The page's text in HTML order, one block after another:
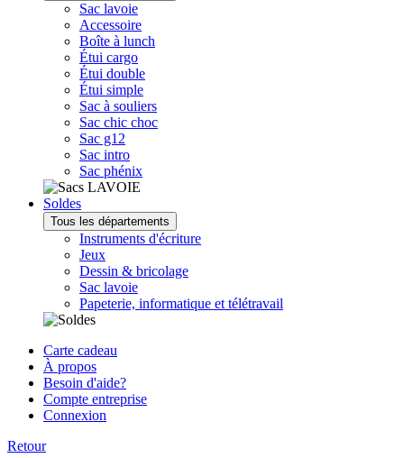
Sac lavoie
Accessoire
Boîte à lunch
Étui cargo
Étui double
Étui simple
Sac à souliers
Sac chic choc
Sac g12
Sac intro
Sac phénix
Soldes
Tous les départements
Instruments d'écriture
Jeux
Dessin & bricolage
Sac lavoie
Papeterie, informatique et télétravail
Carte cadeau
À propos
Besoin d'aide?
Compte entreprise
Connexion
Retour